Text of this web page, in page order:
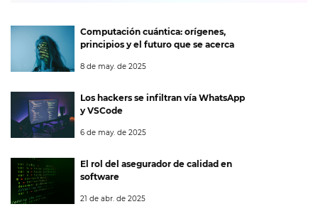
Computación cuántica: orígenes,
principios y el futuro que se acerca
8 de may. de 2025
Los hackers se infiltran vía WhatsApp
y VSCode
6 de may. de 2025
El rol del asegurador de calidad en
software
21 de abr. de 2025